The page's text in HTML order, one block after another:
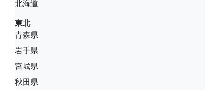
北海道
東北
青森県
岩手県
宮城県
秋田県